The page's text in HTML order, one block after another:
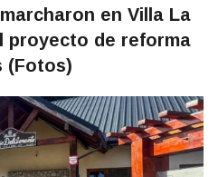
en Villa La
proyecto de reforma
(Fotos)